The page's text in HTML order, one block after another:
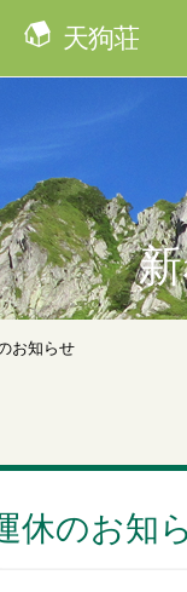
天狗荘
お知らせ
休のお知